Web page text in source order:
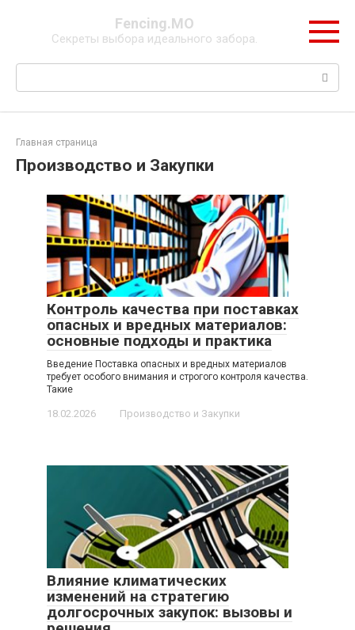
Fencing.МО
Секреты выбора идеального забора.
Поиск:
Главная страница
Производство и Закупки
Контроль качества при поставках
опасных и вредных материалов:
основные подходы и практика
Введение Поставка опасных и вредных материалов
требует особого внимания и строгого контроля качества.
Такие
18.02.2026 Производство и Закупки
Влияние климатических
изменений на стратегию
долгосрочных закупок: вызовы и